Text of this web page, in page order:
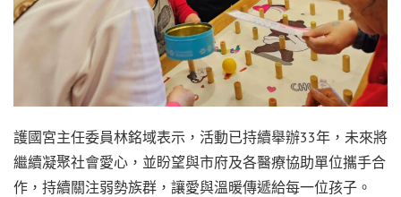
護國宮主任委員林銘域表示，活動已持續舉辦33年，未來將
繼續凝聚社會愛心，並盼望與市府及各醫療協助單位攜手合
作，持續關注弱勢族群，讓愛與溫暖傳遞給每一位孩子。